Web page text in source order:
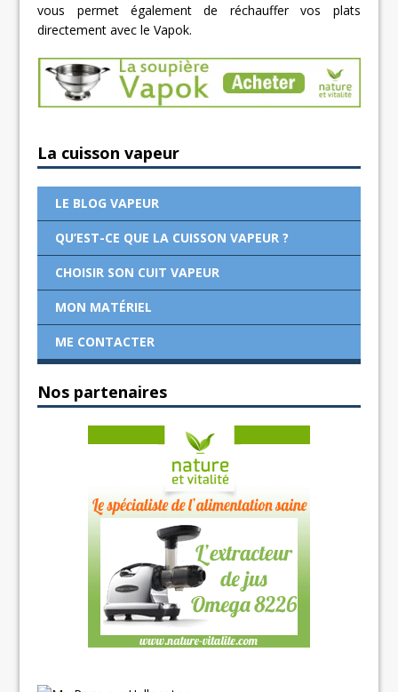
vous permet également de réchauffer vos plats
directement avec le Vapok.
La cuisson vapeur
LE BLOG VAPEUR
QU’EST-CE QUE LA CUISSON VAPEUR ?
CHOISIR SON CUIT VAPEUR
MON MATÉRIEL
ME CONTACTER
Nos partenaires